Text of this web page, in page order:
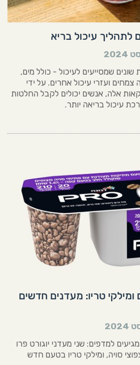
לתהליך עיכול בריא
שמסייעים לעיכול - כולל מים,
ועזרי עיכול אחרים. על ידי
אלה, אנשים יכולים לקבל החלטות
עיכול בריאה יותר.
ומילקי טריו: מעדנים חדשים
למדפים: שני מעדני יוגורט פרו
סויה, ומילקי טריו בטעם חדש